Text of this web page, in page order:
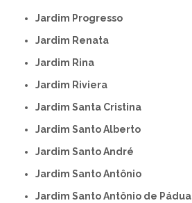
Jardim Progresso
Jardim Renata
Jardim Rina
Jardim Riviera
Jardim Santa Cristina
Jardim Santo Alberto
Jardim Santo André
Jardim Santo Antônio
Jardim Santo Antônio de Pádua